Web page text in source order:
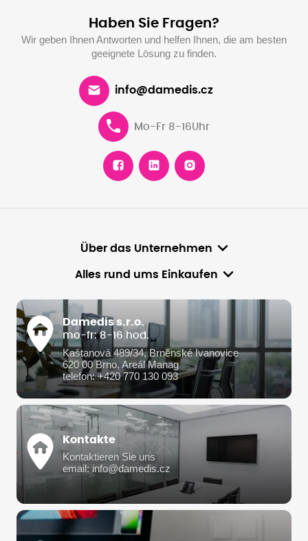
Haben Sie Fragen?
Wir geben Ihnen Antworten und helfen Ihnen, die am besten
geeignete Lösung zu finden.
info@damedis.cz
Mo-Fr 8-16Uhr
Über das Unternehmen
Alles rund ums Einkaufen
Damedis s.r.o.
mo-fr: 8-16 hod.
Kaštanová 489/34, Brněnské Ivanovice
620 00 Brno, Areál Manag
telefon: +420 770 130 093
Kontakte
Kontaktieren Sie uns
email: info@damedis.cz